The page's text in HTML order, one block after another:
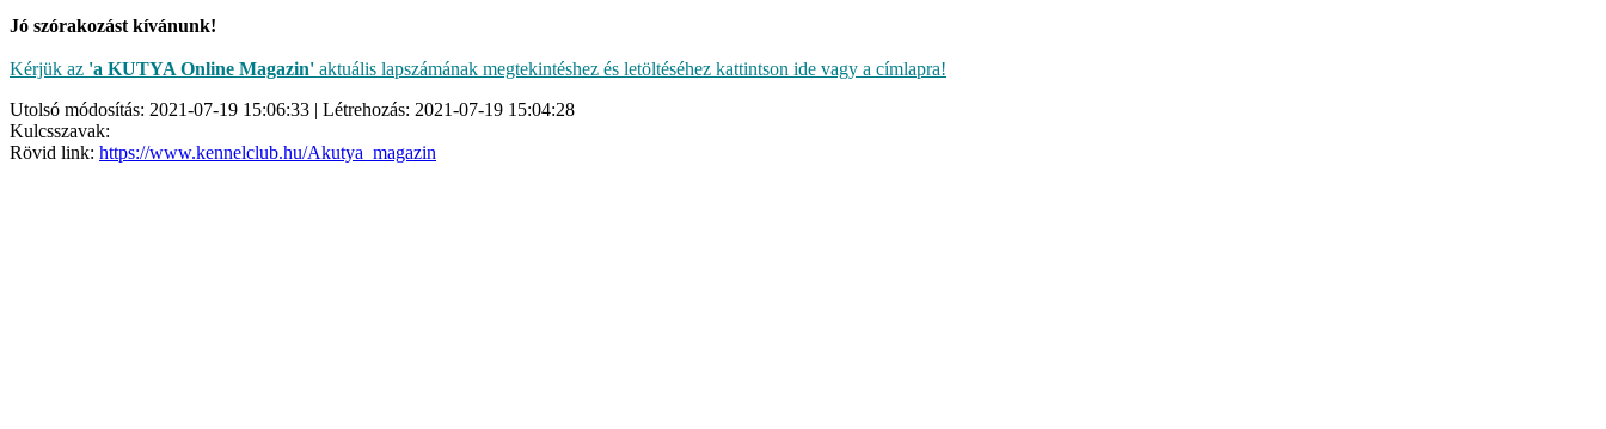
Jó szórakozást kívánunk!
Kérjük az 'a KUTYA Online Magazin' aktuális lapszámának megtekintéshez és letöltéséhez kattintson ide vagy a címlapra!
Utolsó módosítás: 2021-07-19 15:06:33 | Létrehozás: 2021-07-19 15:04:28
Kulcsszavak:
Rövid link: https://www.kennelclub.hu/Akutya_magazin